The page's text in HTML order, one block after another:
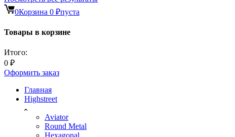
0Корзина 0 ₽пуста
Товары в корзине
Итого:
0 ₽
Оформить заказ
Главная
Highstreet
Aviator
Round Metal
Hexagonal